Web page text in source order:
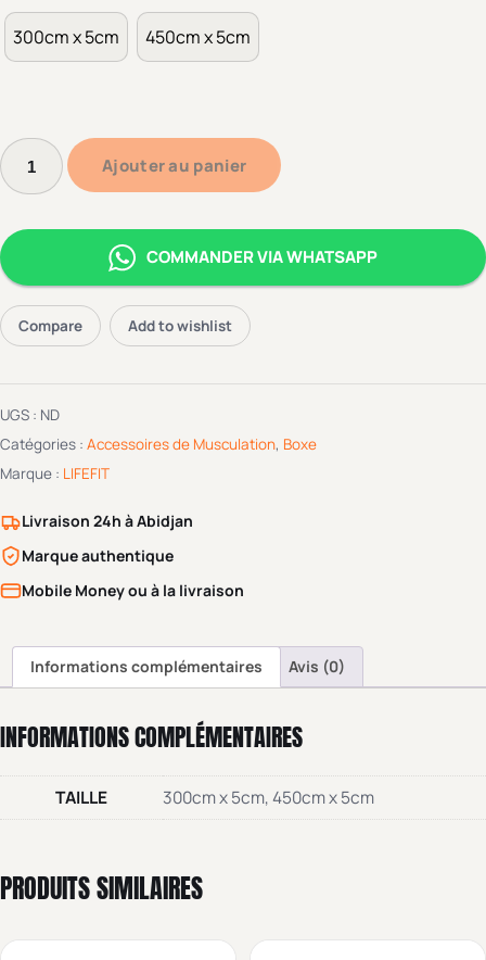
300cm x 5cm 450cm x 5cm
Ajouter au panier
COMMANDER VIA WHATSAPP
Compare Add to wishlist
UGS : ND
Catégories : Accessoires de Musculation, Boxe
Marque : LIFEFIT
Livraison 24h à Abidjan
Marque authentique
Mobile Money ou à la livraison
Informations complémentaires Avis (0)
INFORMATIONS COMPLÉMENTAIRES
TAILLE 300cm x 5cm, 450cm x 5cm
PRODUITS SIMILAIRES